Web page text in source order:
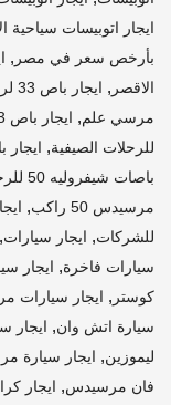
ايجار اتوبيسات سياحية
بأرخص سعر في مصر ,
الاقصر , ايجار باص 33 لرحلات الساحل الشمالي
مرسي علم, ايجار باص 33 لرحلات مرسي مطروح
للرحلات الصيفية, ايجار
باصات شيفروليه 50 للرحلات
مرسيدس 50 راكب
,
للشركات, ايجار سيارات,
سيارات فاخرة, ايجار
كوستر , ايجار
سيارة اتش وان, ايجار
ليموزين, ايجار سيارة
فان مرسيدس, ايجار